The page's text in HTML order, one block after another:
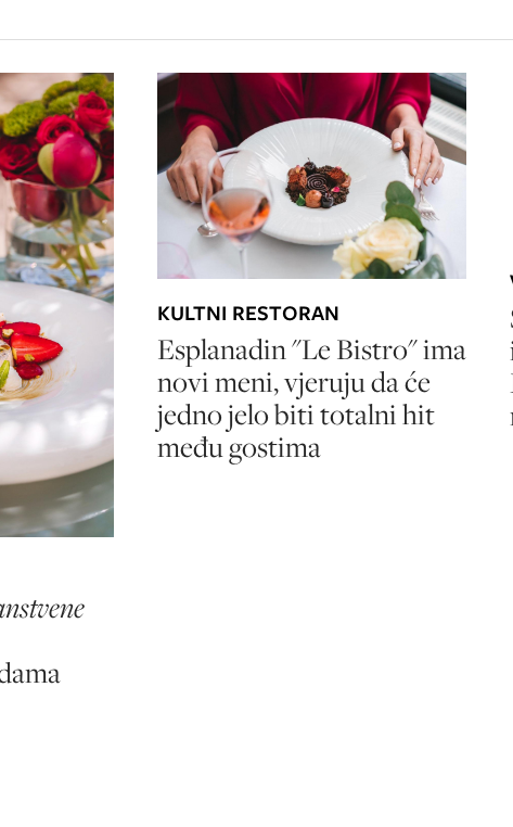
KULTNI RESTORAN
Esplanadin "Le Bistro" ima
novi meni, vjeruju da će
jedno jelo biti totalni hit
među gostima